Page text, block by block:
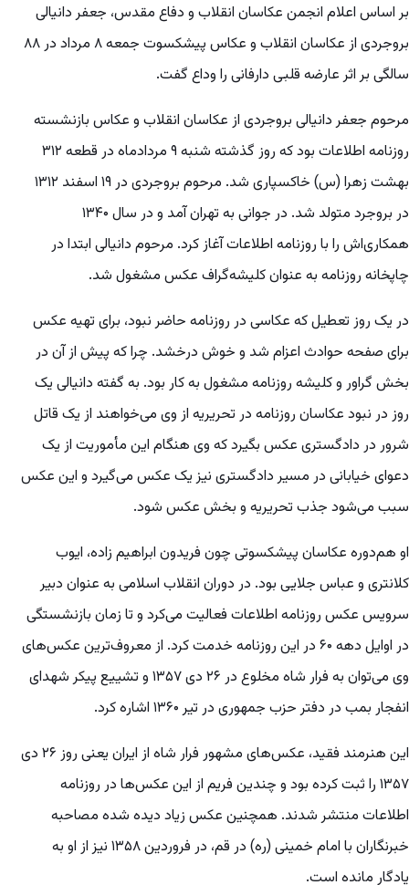
بر اساس اعلام انجمن عکاسان انقلاب و دفاع مقدس، جعفر دانیالی
بروجردی از عکاسان انقلاب و عکاس پیشکسوت جمعه ۸ مرداد در ۸۸
سالگی بر اثر عارضه قلبی دارفانی را وداع گفت.
مرحوم جعفر دانیالی بروجردی از عکاسان انقلاب و عکاس بازنشسته
روزنامه اطلاعات بود که روز گذشته شنبه ۹ مردادماه در قطعه ۳۱۲
بهشت زهرا (س) خاکسپاری شد. مرحوم بروجردی در ۱۹ اسفند ۱۳۱۲
در بروجرد متولد شد. در جوانی به تهران آمد و در سال ۱۳۴۰
همکاری‌اش را با روزنامه اطلاعات آغاز کرد. مرحوم دانیالی ابتدا در
چاپخانه روزنامه به عنوان کلیشه‌گراف عکس مشغول شد.
در یک روز تعطیل که عکاسی در روزنامه حاضر نبود، برای تهیه عکس
برای صفحه حوادث اعزام شد و خوش درخشد. چرا که پیش از آن در
بخش گراور و کلیشه روزنامه مشغول به کار بود. به گفته دانیالی یک
روز در نبود عکاسان روزنامه در تحریریه از وی می‌خواهند از یک قاتل
شرور در دادگستری عکس بگیرد که وی هنگام این مأموریت از یک
دعوای خیابانی در مسیر دادگستری نیز یک عکس می‌گیرد و این عکس
سبب می‌شود جذب تحریریه و بخش عکس شود.
او هم‌دوره عکاسان پیشکسوتی چون فریدون ابراهیم زاده، ایوب
کلانتری و عباس جلایی بود. در دوران انقلاب اسلامی به عنوان دبیر
سرویس عکس روزنامه اطلاعات فعالیت می‌کرد و تا زمان بازنشستگی
در اوایل دهه ۶۰ در این روزنامه خدمت کرد. از معروف‌ترین عکس‌های
وی می‌توان به فرار شاه مخلوع در ۲۶ دی ۱۳۵۷ و تشییع پیکر شهدای
انفجار بمب در دفتر حزب جمهوری در تیر ۱۳۶۰ اشاره کرد.
این هنرمند فقید، عکس‌های مشهور فرار شاه از ایران یعنی روز ۲۶ دی
۱۳۵۷ را ثبت کرده بود و چندین فریم از این عکس‌ها در روزنامه
اطلاعات منتشر شدند. همچنین عکس زیاد دیده شده مصاحبه
خبرنگاران با امام خمینی (ره) در قم، در فروردین ۱۳۵۸ نیز از او به
یادگار مانده است.